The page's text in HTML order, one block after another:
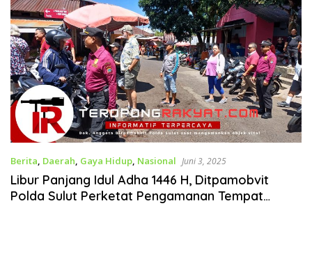
Berita, Daerah, Gaya Hidup, Nasional Juni 3, 2025
Libur Panjang Idul Adha 1446 H, Ditpamobvit
Polda Sulut Perketat Pengamanan Tempat